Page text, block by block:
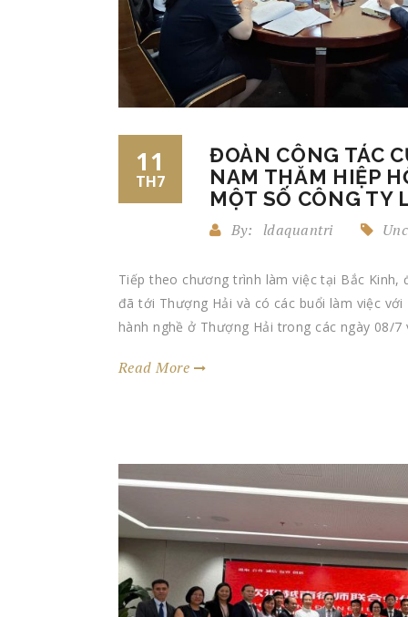
11
TH7
ĐOÀN CÔNG TÁC
NAM THĂM HIỆP
MỘT SỐ CÔNG TY
By: ldaquantri
Tiếp theo chương trình làm việc tại Bắc
đã tới Thượng Hải và có các buổi làm việc
hành nghề ở Thượng Hải trong các ngày 08/
Read More